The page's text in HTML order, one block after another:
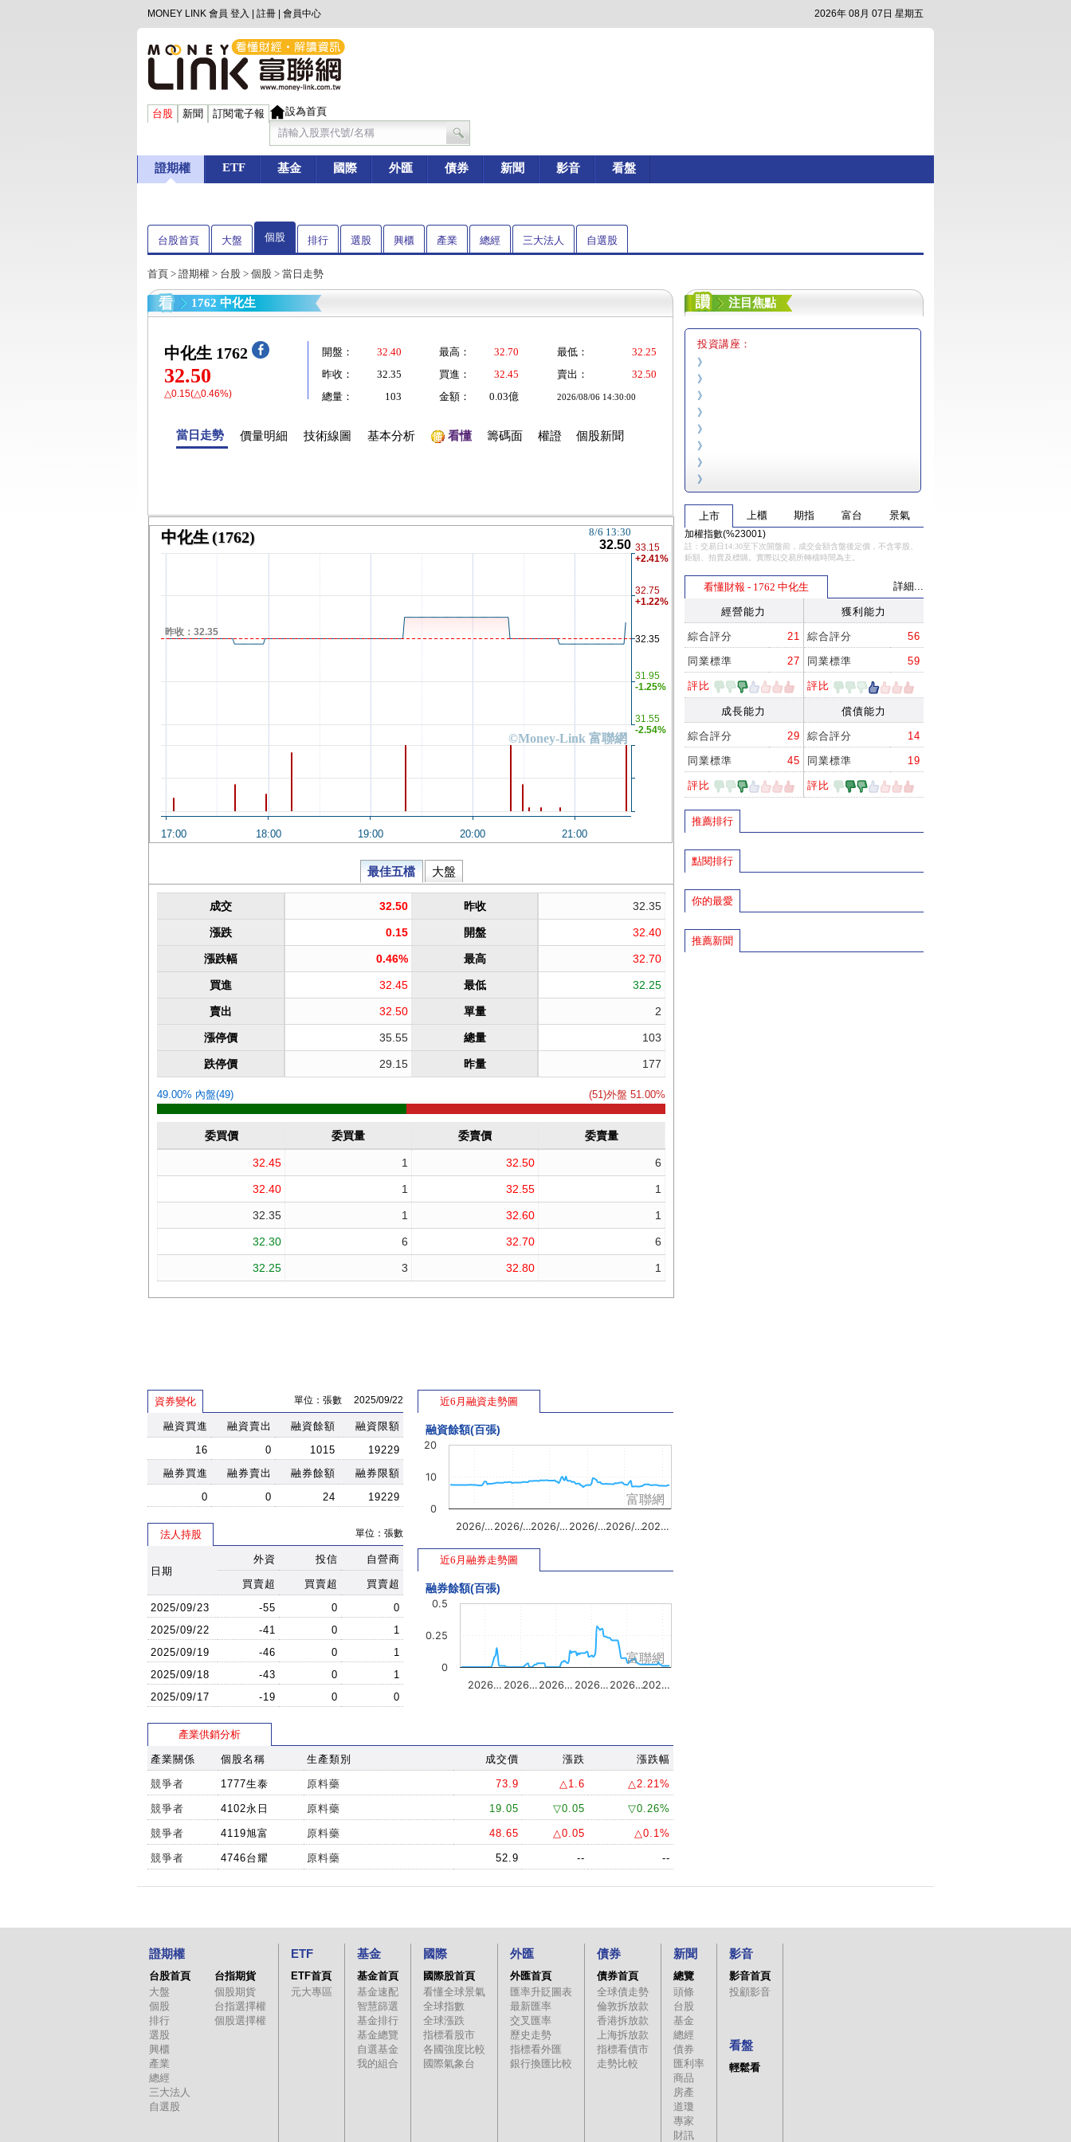
MONEY LINK 會員 登入 註冊 會員中心 2026年 08月 07日 星期五
台股 新聞 訂閱電子報 設為首頁
證期權 ETF 基金 國際 外匯 債券 新聞 影音 看盤
台股首頁 大盤 個股 排行 選股 興櫃 產業 總經 三大法人 自選股
首頁 > 證期權 > 台股 > 個股 > 當日走勢
1762 中化生
中化生 1762
32.50
△0.15(△0.46%)
開盤： 32.40 最高： 32.70 最低：
32.25
昨收：
32.35 買進： 32.45 賣出：
32.50
總量：
103 金額： 0.03億 2026/08/06 14:30:00
當日走勢 價量明細 技術線圖 基本分析 看懂 籌碼面 權證 個股新聞
資券變化 單位：張數 2025/09/22
融資買進 融資賣出 融資餘額
融資限額
16
0 1015
19229
融券買進
融券賣出 融券餘額
融券限額
0
0 24 19229
法人持股 單位：張數
日期
外資 投信 自營商
買賣超 買賣超
買賣超
2025/09/23
-55 0
0
2025/09/22
-41 0
1
2025/09/19
-46 0
1
2025/09/18
-43 0
1
2025/09/17
-19 0 0
近6月融資走勢圖
融資餘額(百張)
2026/… 2026/…2026/… 2026/…2026/…202…
0
10
20
富聯網
近6月融券走勢圖
融券餘額(百張)
2026… 2026… 2026… 2026… 2026…202…
0
0.25
0.5
富聯網
產業供銷分析
產業關係 個股名稱 生產類別 成交價 漲跌 漲跌幅
競爭者 1777生泰 原料藥 73.9 △1.6 △2.21%
競爭者 4102永日 原料藥 19.05 ▽0.05 ▽0.26%
競爭者 4119旭富 原料藥 48.65 △0.05 △0.1%
競爭者 4746台耀 原料藥 52.9 -- --
注目焦點
投資講座：
》
》
》
》
》
》
》
》
上市 上櫃 期指 富台 景氣
加權指數(%23001)
註：交易日14:30至下次開盤前，成交金額含盤後定價，不含零股、
鉅額、拍賣及標購。實際以交易所轉檔時間為主。
看懂財報 - 1762 中化生 詳細...
經營能力 獲利能力
綜合評分 21 綜合評分 56
同業標準 27 同業標準 59
評比 評比
成長能力 償債能力
綜合評分 29 綜合評分 14
同業標準 45 同業標準 19
評比 評比
推薦排行
點閱排行
你的最愛
推薦新聞
證期權
台股首頁
大盤
個股
排行
選股
興櫃
產業
總經
三大法人
自選股
台指期貨
個股期貨
台指選擇權
個股選擇權
ETF
ETF首頁
元大專區
基金
基金首頁
基金速配
智慧篩選
基金排行
基金總覽
自選基金
我的組合
國際
國際股首頁
看懂全球景氣
全球指數
全球漲跌
指標看股市
各國強度比較
國際氣象台
外匯
外匯首頁
匯率升貶圖表
最新匯率
交叉匯率
歷史走勢
指標看外匯
銀行換匯比較
債券
債券首頁
全球債走勢
倫敦拆放款
香港拆放款
上海拆放款
指標看債市
走勢比較
新聞
總覽
頭條
台股
基金
總經
債券
匯利率
商品
房產
道瓊
專家
財訊
影音
影音首頁
投顧影音
看盤
輕鬆看